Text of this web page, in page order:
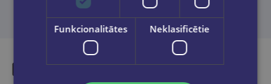
Funkcionalitātes Neklasificētie